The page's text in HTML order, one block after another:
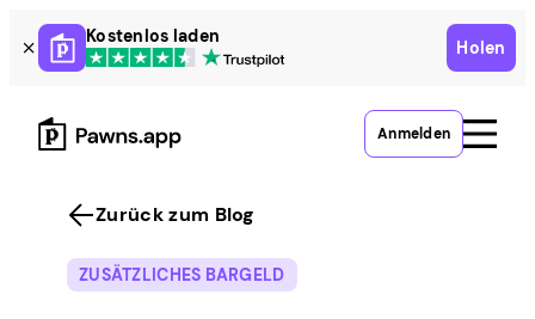
Skip
to
content
Kostenlos laden
Holen
Anmelden
Zurück zum Blog
ZUSÄTZLICHES BARGELD